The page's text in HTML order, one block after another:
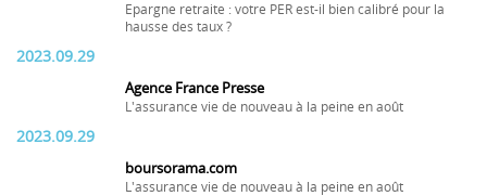
Epargne retraite : votre PER est-il bien calibré pour la
hausse des taux ?
2023.09.29
Agence France Presse
L'assurance vie de nouveau à la peine en août
2023.09.29
boursorama.com
L'assurance vie de nouveau à la peine en août